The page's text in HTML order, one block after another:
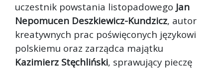
uczestnik powstania listopadowego Jan
Nepomucen Deszkiewicz-Kundzicz, autor
kreatywnych prac poświęconych językowi
polskiemu oraz zarządca majątku
Kazimierz Stęchliński, sprawujący pieczę